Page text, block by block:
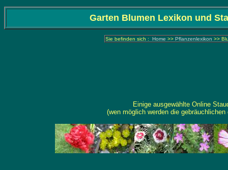
Garten Blumen Lexikon und
Sie befinden sich : Home >> Pflanzenlexikon >>
Einige ausgewählte Online
(wen möglich werden die